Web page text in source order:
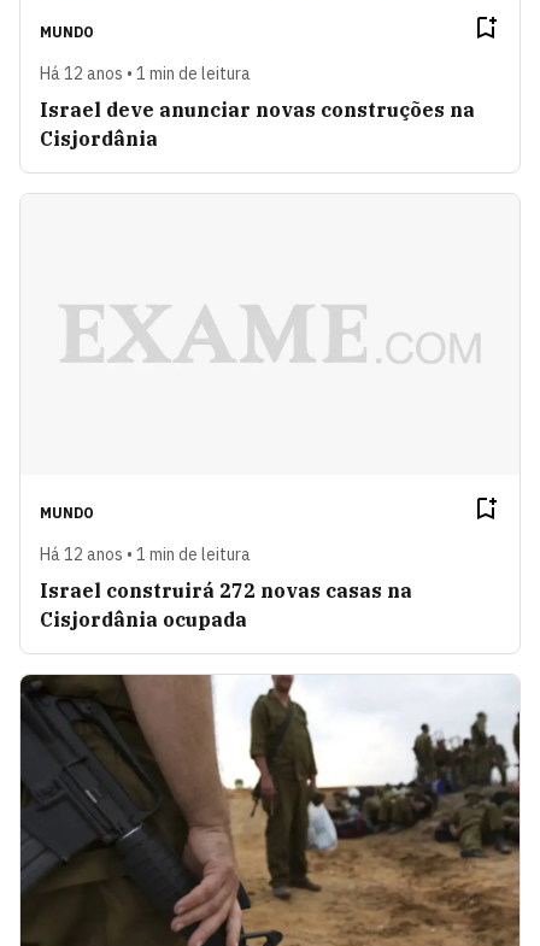
MUNDO
Há 12 anos • 1 min de leitura
Israel deve anunciar novas construções na
Cisjordânia
MUNDO
Há 12 anos • 1 min de leitura
Israel construirá 272 novas casas na
Cisjordânia ocupada